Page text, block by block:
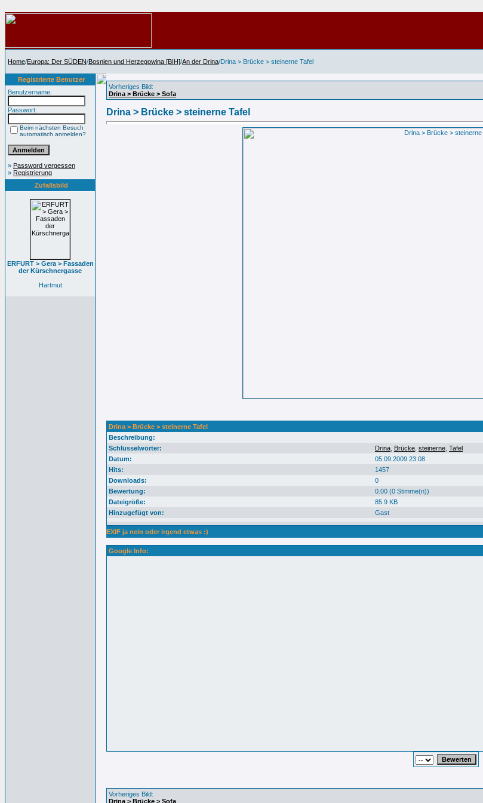
Home/Europa: Der SÜDEN/Bosnien und Herzegowina [BIH]/An der Drina/Drina > Brücke > steinerne Tafel
Registrierte Benutzer
Benutzername:
Passwort:
Beim nächsten Besuch
automatisch anmelden?
» Password vergessen
» Registrierung
Zufallsbild
ERFURT > Gera > Fassaden
der Kürschnergasse
Hartmut
Vorheriges Bild:
Drina > Brücke > Sofa
Drina > Brücke > steinerne Tafel
Drina > Brücke > steinerne Tafel
Beschreibung:
Schlüsselwörter:
Drina Brücke steinerne Tafel
Datum:
05.09.2009 23:08
Hits:
1457
Downloads:
0
Bewertung:
0.00 (0 Stimme(n))
Dateigröße:
85.9 KB
Hinzugefügt von:
Gast
EXIF ja nein oder irgend etwas :)
Google Info:
Vorheriges Bild:
Drina > Brücke > Sofa